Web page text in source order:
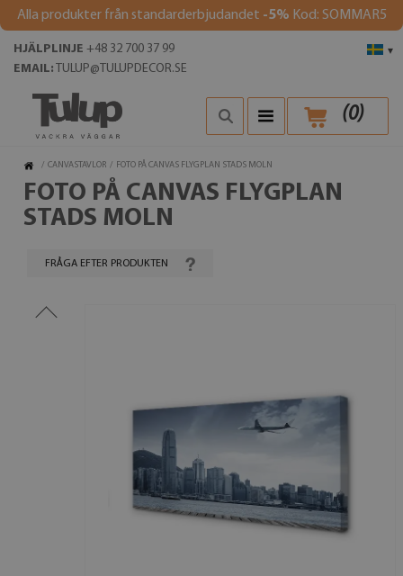
Alla produkter från standarderbjudandet -5% Kod: SOMMAR5
▾
HJÄLPLINJE +48 32 700 37 99
EMAIL: TULUP@TULUPDECOR.SE
(0)
/ CANVASTAVLOR / FOTO PÅ CANVAS FLYGPLAN STADS MOLN
FOTO PÅ CANVAS FLYGPLAN
STADS MOLN
FRÅGA EFTER PRODUKTEN